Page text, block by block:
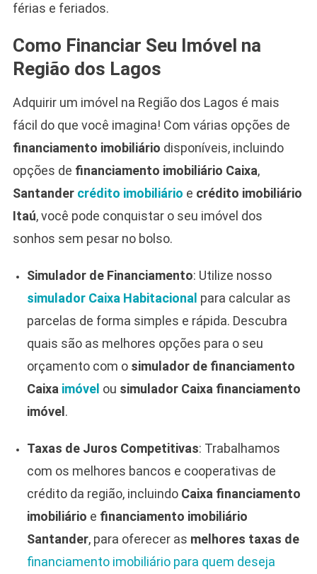
férias e feriados.
Como Financiar Seu Imóvel na
Região dos Lagos
Adquirir um imóvel na Região dos Lagos é mais
fácil do que você imagina! Com várias opções de
financiamento imobiliário disponíveis, incluindo
opções de financiamento imobiliário Caixa,
Santander crédito imobiliário e crédito imobiliário
Itaú, você pode conquistar o seu imóvel dos
sonhos sem pesar no bolso.
Simulador de Financiamento: Utilize nosso
simulador Caixa Habitacional para calcular as
parcelas de forma simples e rápida. Descubra
quais são as melhores opções para o seu
orçamento com o simulador de financiamento
Caixa imóvel ou simulador Caixa financiamento
imóvel .
Taxas de Juros Competitivas: Trabalhamos
com os melhores bancos e cooperativas de
crédito da região, incluindo Caixa financiamento
imobiliário e financiamento imobiliário
Santander, para oferecer as melhores taxas de
financiamento imobiliário para quem deseja